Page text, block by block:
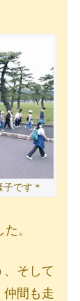
です＊
。
そして
仲間も走